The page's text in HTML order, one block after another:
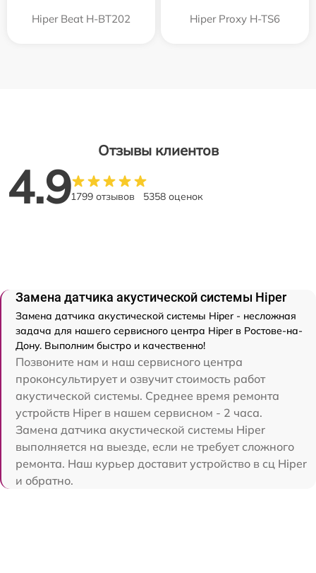
Hiper Beat H-BT202 Hiper Proxy H-TS6
Отзывы клиентов
4.91799 отзывов 5358 оценок
Замена датчика акустической системы Hiper
Замена датчика акустической системы Hiper - несложная
задача для нашего сервисного центра Hiper в Ростове-на-
Дону. Выполним быстро и качественно!
Позвоните нам и наш сервисного центра
проконсультирует и озвучит стоимость работ
акустической системы. Среднее время ремонта
устройств Hiper в нашем сервисном - 2 часа.
Замена датчика акустической системы Hiper
выполняется на выезде, если не требует сложного
ремонта. Наш курьер доставит устройство в сц Hiper
и обратно.